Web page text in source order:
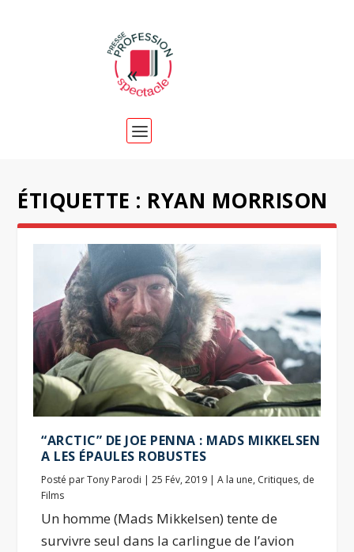
ÉTIQUETTE : RYAN MORRISON
“ARCTIC” DE JOE PENNA : MADS MIKKELSEN
A LES ÉPAULES ROBUSTES
Posté parTony Parodi |25 Fév, 2019 |A la une, Critiques, de
Films
Un homme (Mads Mikkelsen) tente de
survivre seul dans la carlingue de l’avion